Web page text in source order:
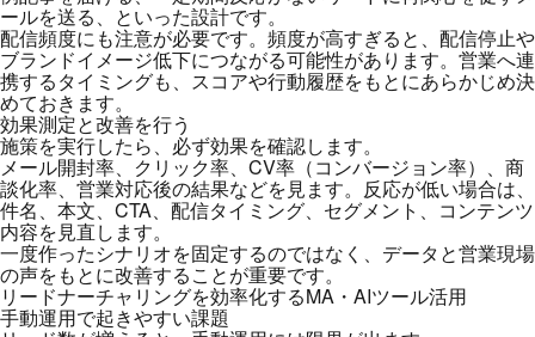
ールを送る、といった設計です。
配信頻度にも注意が必要です。頻度が高すぎると、配信停止や
ブランドイメージ低下につながる可能性があります。営業へ連
携するタイミングも、スコアや行動履歴をもとにあらかじめ決
めておきます。
効果測定と改善を行う
施策を実行したら、必ず効果を確認します。
メール開封率、クリック率、CV率（コンバージョン率）、商
談化率、営業対応後の結果などを見ます。反応が低い場合は、
件名、本文、CTA、配信タイミング、セグメント、コンテンツ
内容を見直します。
一度作ったシナリオを固定するのではなく、データと営業現場
の声をもとに改善することが重要です。
リードナーチャリングを効率化するMA・AIツール活用
手動運用で起きやすい課題